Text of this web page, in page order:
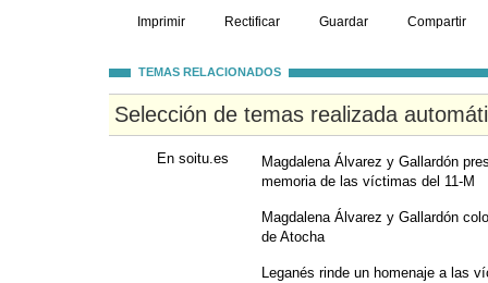
Imprimir Rectificar Guardar Compartir
TEMAS RELACIONADOS
Selección de temas realizada
En soitu.es
Magdalena Álvarez y Gallardón
memoria de las víctimas del 11-M
Magdalena Álvarez y Gallardón
de Atocha
Leganés rinde un homenaje a las